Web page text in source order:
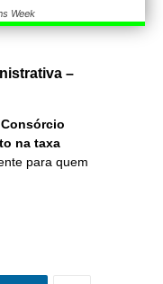
Week
–
Consórcio
na taxa
para quem